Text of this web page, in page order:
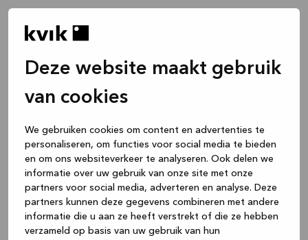
Deze website maakt gebruik
van cookies
We gebruiken cookies om content en advertenties te
personaliseren, om functies voor social media te bieden
en om ons websiteverkeer te analyseren. Ook delen we
informatie over uw gebruik van onze site met onze
partners voor social media, adverteren en analyse. Deze
partners kunnen deze gegevens combineren met andere
informatie die u aan ze heeft verstrekt of die ze hebben
verzameld op basis van uw gebruik van hun